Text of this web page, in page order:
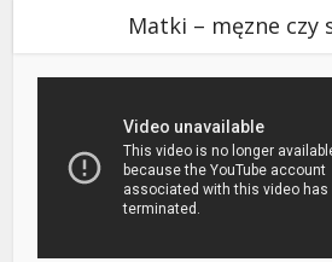
Matki – męzne czy